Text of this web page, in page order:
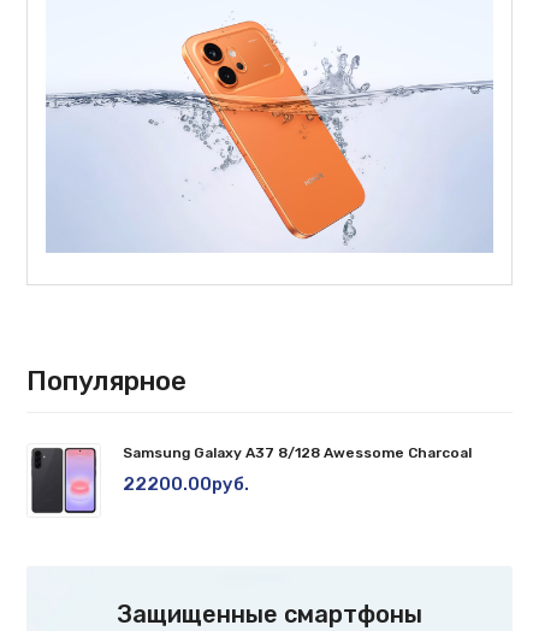
Популярное
Samsung Galaxy A37 8/128 Awessome Charcoal
22200.00руб.
Защищенные смартфоны